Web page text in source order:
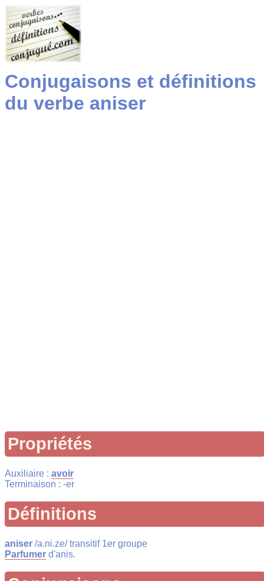
Conjugaisons et définitions
du verbe aniser
Propriétés
Auxiliaire : avoir
Terminaison : -er
Définitions
aniser /a.ni.ze/ transitif 1er groupe
Parfumer d'anis.